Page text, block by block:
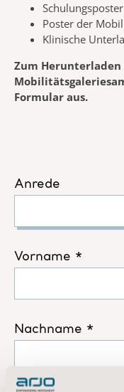
Schulungsposter
Poster der
Klinische
Zum Herunterladen
Formular aus.